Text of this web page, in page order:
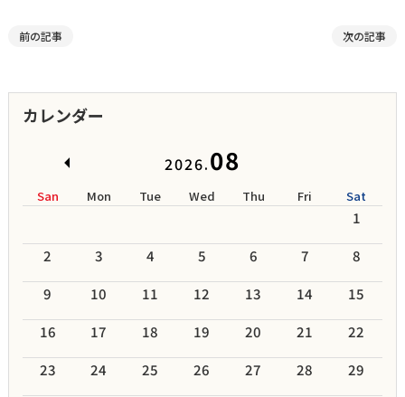
前の記事 次の記事
カレンダー
2026.08
San Mon Tue Wed Thu Fri Sat
1
2
3 4 5 6 7
8
9
10 11 12 13 14
15
16
17 18 19 20 21
22
23
24 25 26 27 28
29